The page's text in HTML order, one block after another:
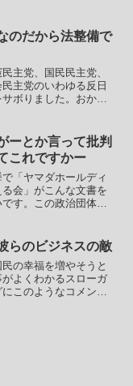
ってマスゴミがそろ
題しか流...
のだから法整備で
主党、国民民主党、
主党のいわゆる反日
ボりました。おかげ
費を10兆円を積むこ
削減し...
ーとか言って批判
これですかー
「ヤマダホールディ
会」がこんな文書を
す。この政治団体は
に作られた団体と言
改めて...
らのビジネスの敵
の幸福を増やそうと
よくわかるスローガ
このようなコメント